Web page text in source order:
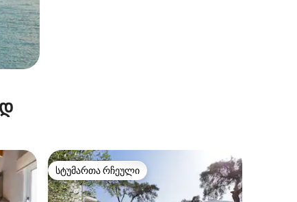
სტუმართა რჩეული
სტუმართა რჩეული